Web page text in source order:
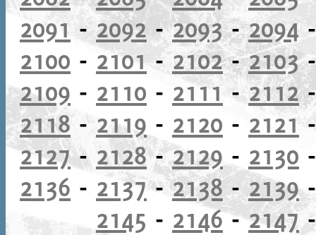
2091 -2092 -2093-2094
2100 - 2101-2102-2103
2109 - 2110 - 2111-2112
2118- 2119 - 2120 - 2121
2127- 2128-2129 - 2130
2136 - 2137-2138- 2139
2145 - 2146-2147